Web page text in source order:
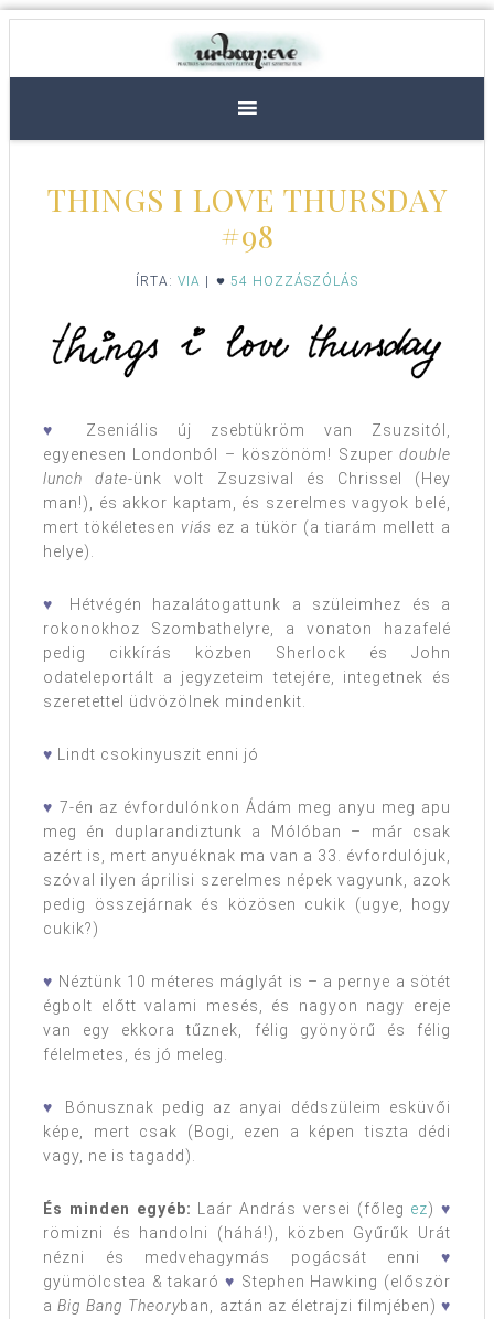
THINGS I LOVE THURSDAY
#98
ÍRTA: VIA 54 HOZZÁSZÓLÁS
♥
Zseniális új zsebtükröm van Zsuzsitól,
egyenesen Londonból – köszönöm! Szuper double
lunch date-ünk volt Zsuzsival és Chrissel (Hey
man!), és akkor kaptam, és szerelmes vagyok belé,
mert tökéletesen viás ez a tükör (a tiarám mellett a
helye).
♥
Hétvégén hazalátogattunk a szüleimhez és a
rokonokhoz Szombathelyre, a vonaton hazafelé
pedig cikkírás közben Sherlock és John
odateleportált a jegyzeteim tetejére, integetnek és
szeretettel üdvözölnek mindenkit.
♥ Lindt csokinyuszit enni jó
♥ 7-én az évfordulónkon Ádám meg anyu meg apu
meg én duplarandiztunk a Mólóban – már csak
azért is, mert anyuéknak ma van a 33. évfordulójuk,
szóval ilyen áprilisi szerelmes népek vagyunk, azok
pedig összejárnak és közösen cukik (ugye, hogy
cukik?)
♥ Néztünk 10 méteres máglyát is – a pernye a sötét
égbolt előtt valami mesés, és nagyon nagy ereje
van egy ekkora tűznek, félig gyönyörű és félig
félelmetes, és jó meleg.
♥
Bónusznak pedig az anyai dédszüleim esküvői
képe, mert csak (Bogi, ezen a képen tiszta dédi
vagy, ne is tagadd).
És minden egyéb: Laár András versei (főleg ez) ♥
römizni és handolni (háhá!), közben Gyűrűk Urát
nézni és medvehagymás pogácsát enni ♥
gyümölcstea & takaró♥ Stephen Hawking (először
aBig Bang Theoryban, aztán az életrajzi filmjében) ♥